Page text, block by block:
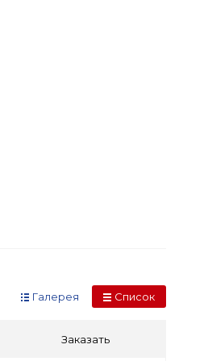
Список
Галерея
Заказать